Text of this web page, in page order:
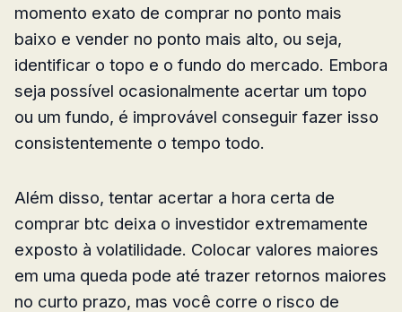
momento exato de comprar no ponto mais
baixo e vender no ponto mais alto, ou seja,
identificar o topo e o fundo do mercado. Embora
seja possível ocasionalmente acertar um topo
ou um fundo, é improvável conseguir fazer isso
consistentemente o tempo todo.
Além disso, tentar acertar a hora certa de
comprar btc deixa o investidor extremamente
exposto à volatilidade. Colocar valores maiores
em uma queda pode até trazer retornos maiores
no curto prazo, mas você corre o risco de